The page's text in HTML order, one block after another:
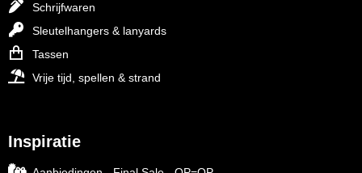
Schrijfwaren
Sleutelhangers & lanyards
Tassen
Vrije tijd, spellen & strand
Inspiratie